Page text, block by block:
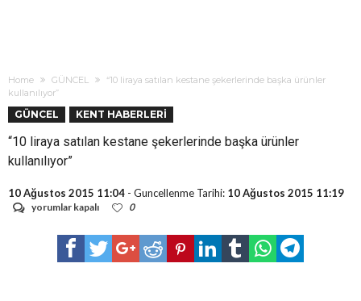
Home GÜNCEL
“10 liraya satılan kestane şekerlerinde başka ürünler
kullanılıyor”
GÜNCEL KENT HABERLERİ
“10 liraya satılan kestane şekerlerinde başka ürünler
kullanılıyor”
10 Ağustos 2015 11:04 - Guncellenme Tarihi: 10 Ağustos 2015 11:19
“10
satılan
şekerlerinde
yorumlar kapalı 0